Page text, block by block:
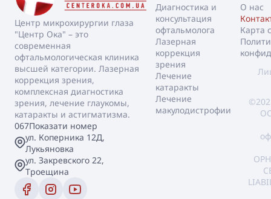
Центр микрохирургии глаза
"Центр Ока" – это
современная
офтальмологическая клиника
высшей категории. Лазерная
коррекция зрения,
комплексная диагностика
зрения, лечение глаукомы,
катаракты и астигматизма.
067Показати номер
ул. Коперника 12Д,
Лукьяновка
ул. Закревского 22,
Троещина
Диагностика и
консультация
офтальмолога
Лазерная
коррекция
зрения
Лечение
катаракты
Лечение
макулодистрофии
О нас
Карта